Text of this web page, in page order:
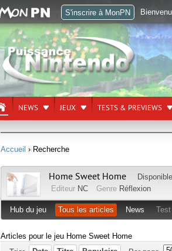
NEWS JEUX TESTS & PREVIEWS
Accueil › Recherche
Home Sweet Home
Editeur NC Genre Réflexion
Hub du jeu Tous les articles News Test
Articles pour le jeu Home Sweet Home
S'inscrire à MonPN